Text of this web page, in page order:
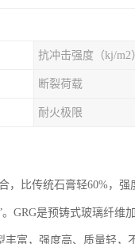
抗冲击强度（kj/m2
断裂荷载
耐火极限
比传统石膏轻60%，
GRG是预铸式玻璃纤维
富，强度高、质量轻，